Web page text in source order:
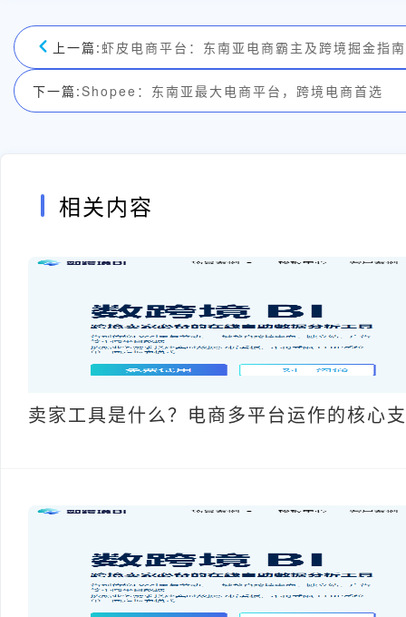
上一篇: 虾皮电商平台：东南亚电商霸主及跨境掘金指南
下一篇:Shopee：东南亚最大电商平台，跨境电商首选
相关内容
卖家工具是什么？电商多平台运作的核心